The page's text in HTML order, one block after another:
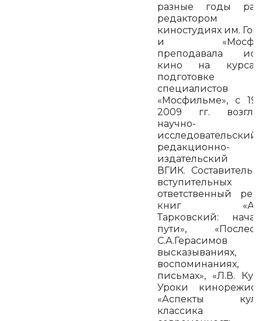
разные годы
киностудиях им.
и
преподавала
кино на
подготовке
«Мосфильме», с
2009 гг.
научно-
редакционно-
издательский
ВГИК. Составитель,
вступительных
ответственный
книг
Тарковский:
пути»,
высказываниях,
воспоминаниях,
письмах», «Л.В.
Уроки
«Аспекты